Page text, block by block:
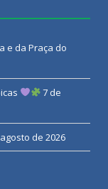
e da Praça do
7 de
de 2026